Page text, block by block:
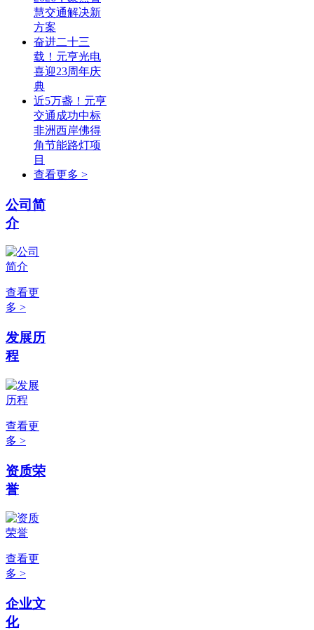
慧交通解决新
方案
奋进二十三
载！元亨光电
喜迎23周年庆
典
近5万盏！元亨
交通成功中标
非洲西岸佛得
角节能路灯项
目
查看更多 >
公司简
介
查看更
多 >
发展历
程
查看更
多 >
资质荣
誉
查看更
多 >
企业文
化